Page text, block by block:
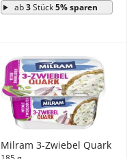
ab3Stück5% sparen
Milram 3-Zwiebel Quark